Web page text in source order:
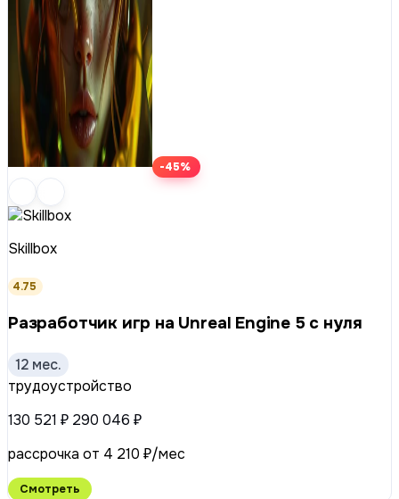
-45%
Skillbox
4.75
Разработчик игр на Unreal Engine 5 с нуля
12 мес.
трудоустройство
130 521 ₽ 290 046 ₽
рассрочка от 4 210 ₽/мес
Смотреть